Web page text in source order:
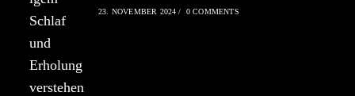
23. NOVEMBER 2024 / 0 COMMENTS